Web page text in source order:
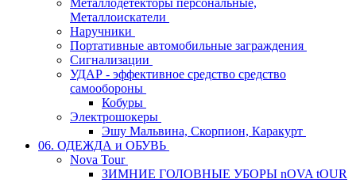
Металлодетекторы персональные,
Металлоискатели
Наручники
Портативные автомобильные заграждения
Сигнализации
УДАР - эффективное средство средство
самообороны
Кобуры
Электрошокеры
Эшу Мальвина, Скорпион, Каракурт
06. ОДЕЖДА и ОБУВЬ
Nova Tour
ЗИМНИЕ ГОЛОВНЫЕ УБОРЫ nOVA tOUR